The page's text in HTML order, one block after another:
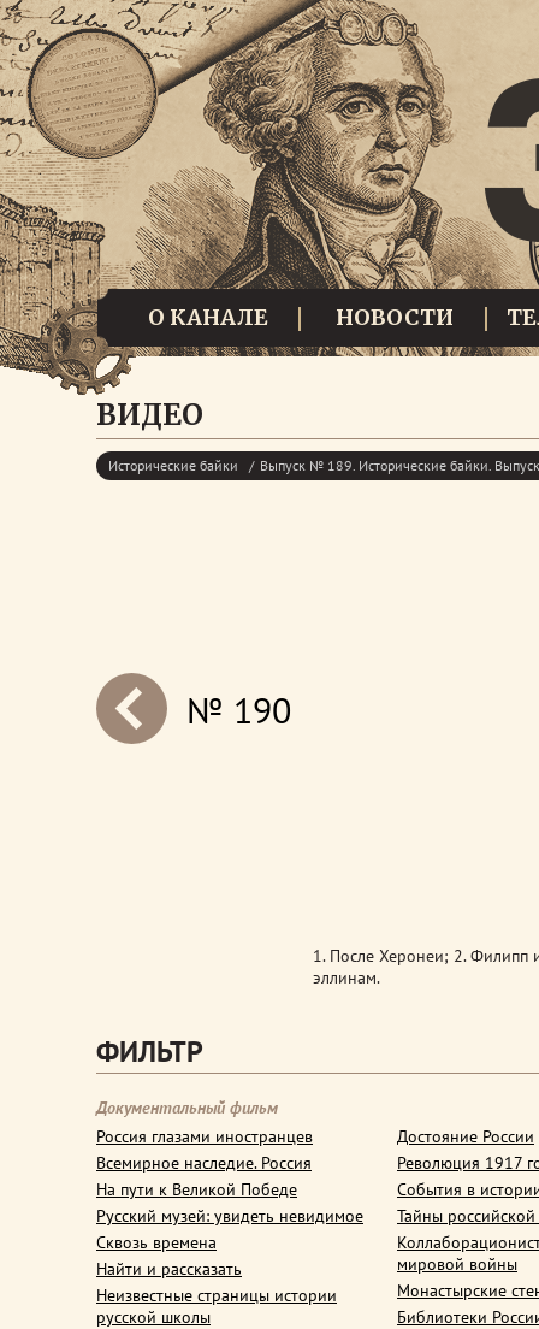
О КАНАЛЕ НОВОСТИ
ВИДЕО
Исторические байки Выпуск № 189. Исторические байки.
next№ 190
1. После Херонеи; 2. Филипп
эллинам.
ФИЛЬТР
Документальный фильм
Россия глазами иностранцев
Всемирное наследие. Россия
На пути к Великой Победе
Русский музей: увидеть невидимое
Сквозь времена
Найти и рассказать
Неизвестные страницы истории
русской школы
Достояние России
Революция 1917
События в
Тайны
мировой войны
Монастырские
Библиотеки